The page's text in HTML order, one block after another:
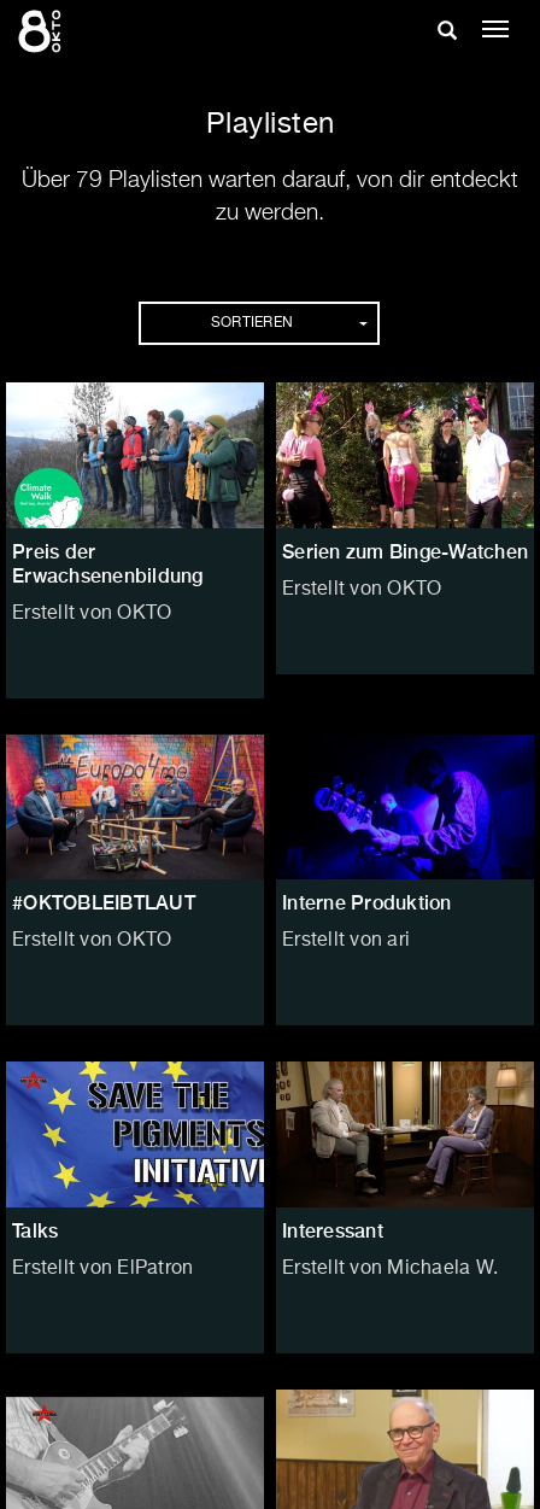
Zum
Inhalt
Suche
Playlisten
Über 79 Playlisten warten darauf, von dir entdeckt
zu werden.
SORTIEREN
Preis der
Erwachsenenbildung
Erstellt von OKTO
Serien zum Binge-Watchen
Erstellt von OKTO
#OKTOBLEIBTLAUT
Erstellt von OKTO
Interne Produktion
Erstellt von ari
Talks
Erstellt von ElPatron
Interessant
Erstellt von Michaela W.